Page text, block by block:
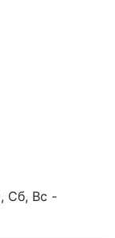
Сб, Вс -